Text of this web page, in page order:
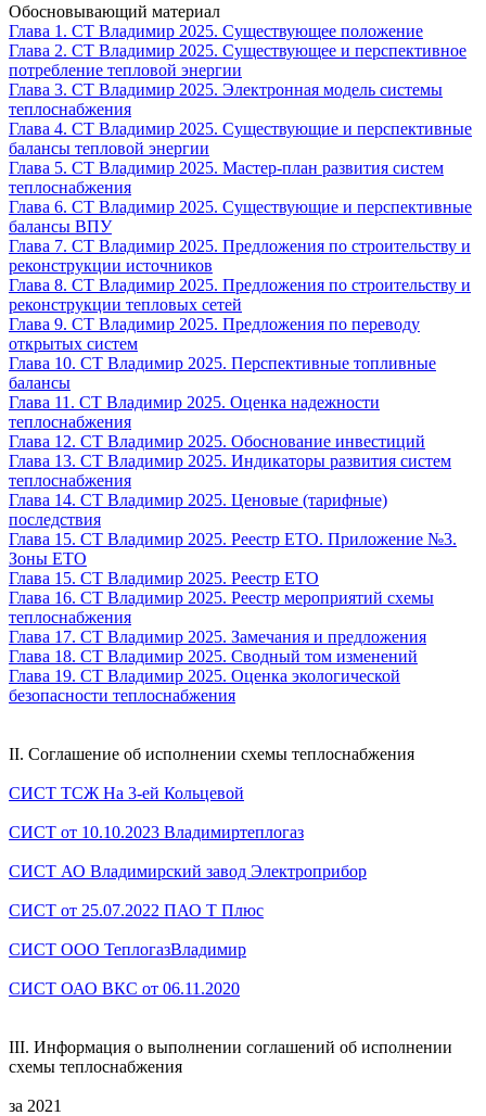
Обосновывающий материал
Глава 1. СТ Владимир 2025. Существующее положение
Глава 2. СТ Владимир 2025. Существующее и перспективное
потребление тепловой энергии
Глава 3. СТ Владимир 2025. Электронная модель системы
теплоснабжения
Глава 4. СТ Владимир 2025. Существующие и перспективные
балансы тепловой энергии
Глава 5. СТ Владимир 2025. Мастер-план развития систем
теплоснабжения
Глава 6. СТ Владимир 2025. Существующие и перспективные
балансы ВПУ
Глава 7. СТ Владимир 2025. Предложения по строительству и
реконструкции источников
Глава 8. СТ Владимир 2025. Предложения по строительству и
реконструкции тепловых сетей
Глава 9. СТ Владимир 2025. Предложения по переводу
открытых систем
Глава 10. СТ Владимир 2025. Перспективные топливные
балансы
Глава 11. СТ Владимир 2025. Оценка надежности
теплоснабжения
Глава 12. СТ Владимир 2025. Обоснование инвестиций
Глава 13. СТ Владимир 2025. Индикаторы развития систем
теплоснабжения
Глава 14. СТ Владимир 2025. Ценовые (тарифные)
последствия
Глава 15. СТ Владимир 2025. Реестр ЕТО. Приложение №3.
Зоны ЕТО
Глава 15. СТ Владимир 2025. Реестр ЕТО
Глава 16. СТ Владимир 2025. Реестр мероприятий схемы
теплоснабжения
Глава 17. СТ Владимир 2025. Замечания и предложения
Глава 18. СТ Владимир 2025. Сводный том изменений
Глава 19. СТ Владимир 2025. Оценка экологической
безопасности теплоснабжения
II. Соглашение об исполнении схемы теплоснабжения
СИСТ ТСЖ На 3-ей Кольцевой
СИСТ от 10.10.2023 Владимиртеплогаз
СИСТ АО Владимирский завод Электроприбор
СИСТ от 25.07.2022 ПАО Т Плюс
СИСТ ООО ТеплогазВладимир
СИСТ ОАО ВКС от 06.11.2020
III. Информация о выполнении соглашений об исполнении
схемы теплоснабжения
за 2021